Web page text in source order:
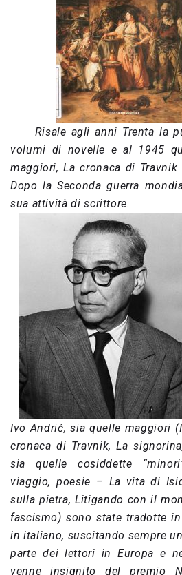
Risale agli anni Trenta la
volumi di novelle e al 1945
maggiori, La cronaca di
Dopo la Seconda guerra
sua attività di scrittore.
Ivo Andrić, sia quelle maggiori
cronaca di Travnik, La
sia quelle cosiddette
viaggio, poesie – La vita di
sulla pietra, Litigando con il
fascismo) sono state tradotte
in italiano, suscitando sempre
parte dei lettori in Europa e
venne insignito del premio